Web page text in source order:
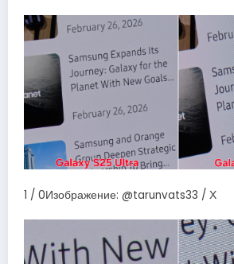
1 / 0Изображение: @tarunvats33 / Х